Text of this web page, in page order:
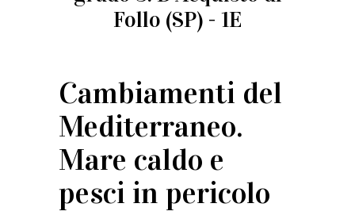
Follo (SP) - 1E
Cambiamenti del
Mediterraneo.
Mare caldo e
pesci in pericolo